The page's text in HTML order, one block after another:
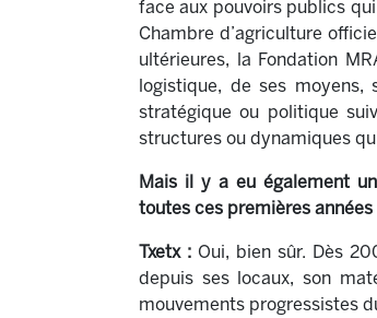
face aux pouvoirs publics
Chambre d’agriculture
ultérieures, la Fondation
logistique, de ses
stratégique ou politique
structures ou dynamiques
Mais il y a eu également
toutes ces premières années
Txetx : Oui, bien sûr. Dès
depuis ses locaux, son
mouvements progressistes